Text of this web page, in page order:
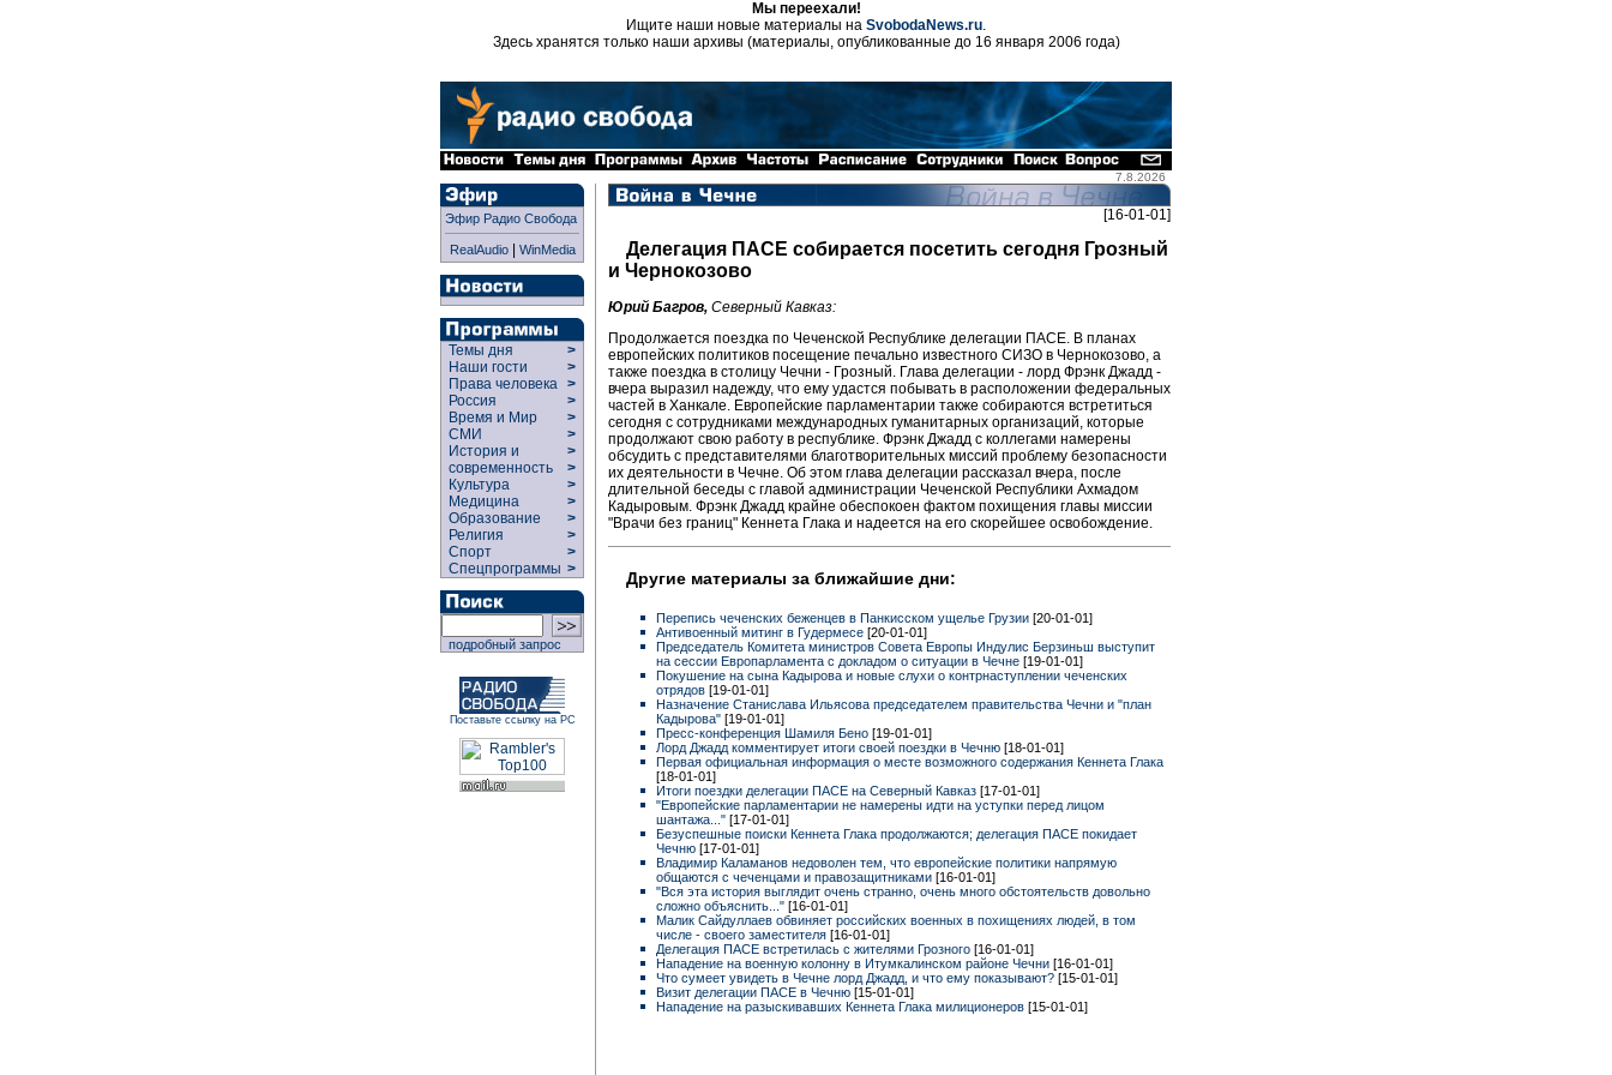
Мы переехали!
Ищите наши новые материалы на SvobodaNews.ru.
Здесь хранятся только наши архивы (материалы, опубликованные до 16 января 2006 года)
7.8.2026
Эфир Радио Свобода
RealAudio| WinMedia
Темы дня
>
Наши гости
>
Права человека >
Россия
>
Время и Мир
>
СМИ
>
История и
современность
>
>
Культура
>
Медицина
>
Образование
>
Религия
>
Спорт
>
Спецпрограммы >
подробный запрос
Поставьте ссылку на РС
[16-01-01]
Делегация ПАСЕ собирается посетить сегодня Грозный
и Чернокозово
Юрий Багров, Северный Кавказ:
Продолжается поездка по Чеченской Республике делегации ПАСЕ. В планах
европейских политиков посещение печально известного СИЗО в Чернокозово, а
также поездка в столицу Чечни - Грозный. Глава делегации - лорд Фрэнк Джадд -
вчера выразил надежду, что ему удастся побывать в расположении федеральных
частей в Ханкале. Европейские парламентарии также собираются встретиться
сегодня с сотрудниками международных гуманитарных организаций, которые
продолжают свою работу в республике. Фрэнк Джадд с коллегами намерены
обсудить с представителями благотворительных миссий проблему безопасности
их деятельности в Чечне. Об этом глава делегации рассказал вчера, после
длительной беседы с главой администрации Чеченской Республики Ахмадом
Кадыровым. Фрэнк Джадд крайне обеспокоен фактом похищения главы миссии
"Врачи без границ" Кеннета Глака и надеется на его скорейшее освобождение.
Другие материалы за ближайшие дни:
Перепись чеченских беженцев в Панкисском ущелье Грузии [20-01-01]
Антивоенный митинг в Гудермесе [20-01-01]
Председатель Комитета министров Совета Европы Индулис Берзиньш выступит
на сессии Европарламента с докладом о ситуации в Чечне [19-01-01]
Покушение на сына Кадырова и новые слухи о контрнаступлении чеченских
отрядов [19-01-01]
Назначение Станислава Ильясова председателем правительства Чечни и "план
Кадырова" [19-01-01]
Пресс-конференция Шамиля Бено [19-01-01]
Лорд Джадд комментирует итоги своей поездки в Чечню [18-01-01]
Первая официальная информация о месте возможного содержания Кеннета Глака
[18-01-01]
Итоги поездки делегации ПАСЕ на Северный Кавказ [17-01-01]
"Европейские парламентарии не намерены идти на уступки перед лицом
шантажа..." [17-01-01]
Безуспешные поиски Кеннета Глака продолжаются; делегация ПАСЕ покидает
Чечню [17-01-01]
Владимир Каламанов недоволен тем, что европейские политики напрямую
общаются с чеченцами и правозащитниками [16-01-01]
"Вся эта история выглядит очень странно, очень много обстоятельств довольно
сложно объяснить..." [16-01-01]
Малик Сайдуллаев обвиняет российских военных в похищениях людей, в том
числе - своего заместителя [16-01-01]
Делегация ПАСЕ встретилась с жителями Грозного [16-01-01]
Нападение на военную колонну в Итумкалинском районе Чечни [16-01-01]
Что сумеет увидеть в Чечне лорд Джадд, и что ему показывают? [15-01-01]
Визит делегации ПАСЕ в Чечню [15-01-01]
Нападение на разыскивавших Кеннета Глака милиционеров [15-01-01]